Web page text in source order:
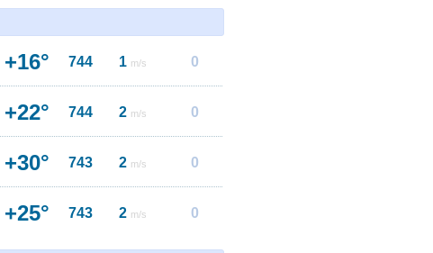
+16° 744 1 m/s 0
+22° 744 2 m/s 0
+30° 743 2 m/s 0
+25° 743 2 m/s 0